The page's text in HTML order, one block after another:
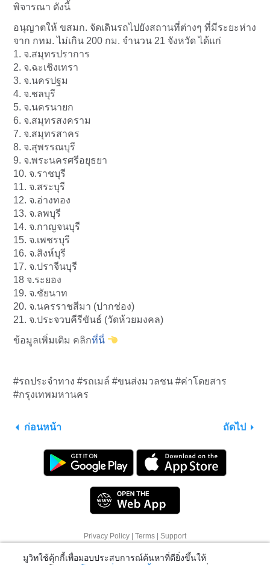
พิจารณา ดังนี้
อนุญาตให้ ขสมก. จัดเดินรถไปยังสถานที่ต่างๆ ที่มีระยะห่าง
จาก กทม. ไม่เกิน 200 กม. จำนวน 21 จังหวัด ได้แก่
1. จ.สมุทรปราการ
2. จ.ฉะเชิงเทรา
3. จ.นครปฐม
4. จ.ชลบุรี
5. จ.นครนายก
6. จ.สมุทรสงคราม
7. จ.สมุทรสาคร
8. จ.สุพรรณบุรี
9. จ.พระนครศรีอยุธยา
10. จ.ราชบุรี
11. จ.สระบุรี
12. จ.อ่างทอง
13. จ.ลพบุรี
14. จ.กาญจนบุรี
15. จ.เพชรบุรี
16. จ.สิงห์บุรี
17. จ.ปราจีนบุรี
18 จ.ระยอง
19. จ.ชัยนาท
20. จ.นครราชสีมา (ปากช่อง)
21. จ.ประจวบคีรีขันธ์ (วัดห้วยมงคล)
ข้อมูลเพิ่มเติม คลิกที่นี่
#รถประจำทาง #รถเมล์ #ขนส่งมวลชน #ค่าโดยสาร
#กรุงเทพมหานคร
ก่อนหน้า ถัดไป
Privacy Policy Terms
Support
มูวิทใช้คุ้กกี้เพื่อมอบประสบการณ์ค้นหาที่ดียิ่งขึ้นให้
แก่คุณ โปรดดู
สำหรับข้อมูลเพิ่ม
เติมหรือคลิกที่ "ตัวเลือกเพิ่มเติม" เพื่อดูว่าคุณจะ